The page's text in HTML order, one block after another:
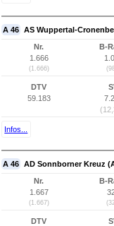
A 46 AS Wuppertal-
Nr.
1.666
(1.666)
B-
DTV
59.183
Infos...
A 46 AD Sonnborner Kreuz
Nr.
1.667
(1.667)
B-
DTV